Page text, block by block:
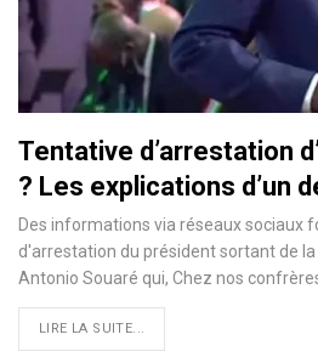
Tentative d’arrestation
? Les explications d’un
Des informations via réseaux sociaux
d'arrestation du président sortant de
Antonio Souaré qui, Chez nos
LIRE LA SUITE...